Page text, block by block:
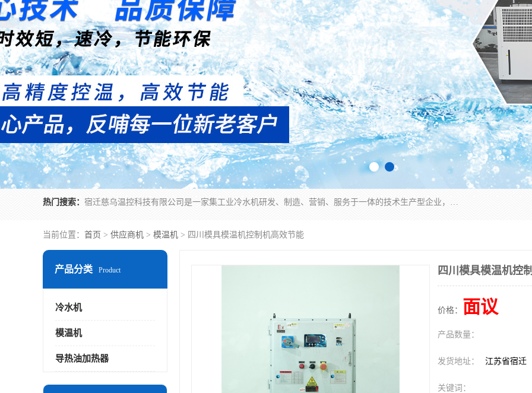
热门搜索： 宿迁慈乌温控科技有限公司是一家集工业冷水机研发、制造、营销、服务于一体的技术生产型企业，经营范围包括：冷水机、螺杆式冷水机组、工业冷水机、水冷式冷水机、风冷式冷水机组、风冷螺杆式冷冻机组、冷冻机、注塑专用冷水机、混泥土专用冷水机、低温防爆冷水机组等。专业温控设备供应商 模温机/冷水机/导热油炉定制服务等
当前位置： 首页 > 供应商机 > 模温机 > 四川模具模温机控制机高效节能
产品分类 Product
冷水机
模温机
导热油加热器
四川模具模温机控
价格： 面议
产品数量：
发货地址： 江苏省宿迁
关键词：